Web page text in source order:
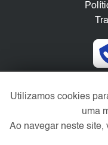
Utilizamos cookies
uma
Ao navegar neste site,